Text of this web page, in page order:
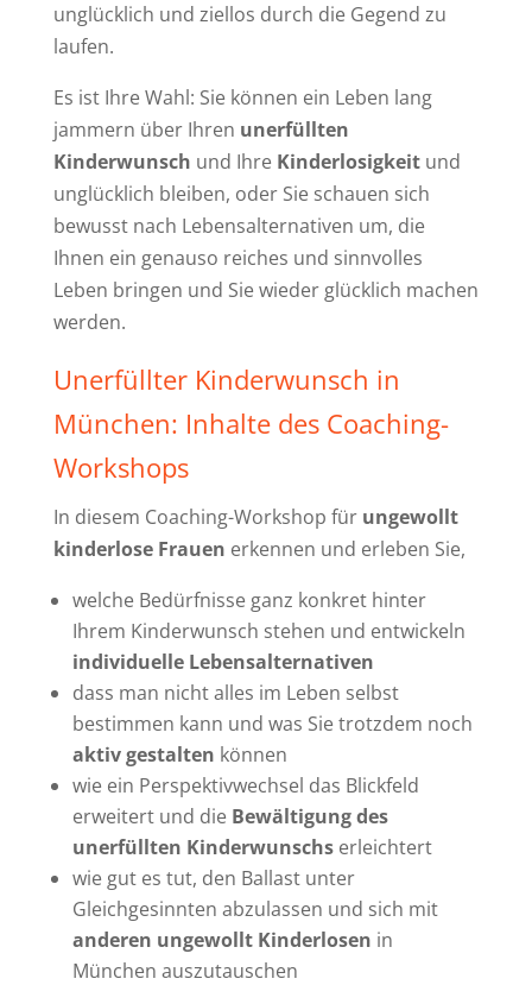
unglücklich und ziellos durch die Gegend zu
laufen.
Es ist Ihre Wahl: Sie können ein Leben lang
jammern über Ihren unerfüllten
Kinderwunsch und Ihre Kinderlosigkeitund
unglücklich bleiben, oder Sie schauen sich
bewusst nach Lebensalternativen um, die
Ihnen ein genauso reiches und sinnvolles
Leben bringen und Sie wieder glücklich machen
werden.
Unerfüllter Kinderwunsch in
München: Inhalte des Coaching-
Workshops
In diesem Coaching-Workshop für ungewollt
kinderlose Frauen erkennen und erleben Sie,
welche Bedürfnisse ganz konkret hinter
Ihrem Kinderwunsch stehen und entwickeln
individuelle Lebensalternativen
dass man nicht alles im Leben selbst
bestimmen kann und was Sie trotzdem noch
aktiv gestalten können
wie ein Perspektivwechsel das Blickfeld
erweitert und die Bewältigung des
unerfüllten Kinderwunschs erleichtert
wie gut es tut, den Ballast unter
Gleichgesinnten abzulassen und sich mit
anderen ungewollt Kinderlosen in
München auszutauschen